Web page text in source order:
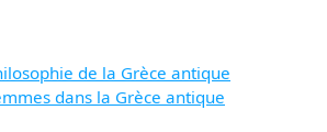
de la Grèce antique
dans la Grèce antique